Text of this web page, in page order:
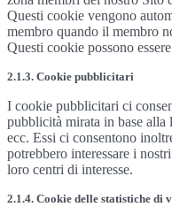
Questi cookie vengono
membro quando il membro
Questi cookie possono
2.1.3. Cookie pubblicitari
I cookie pubblicitari ci
pubblicità mirata in base alla
ecc. Essi ci consentono
potrebbero interessare i
loro centri di interesse.
2.1.4. Cookie delle statistiche di